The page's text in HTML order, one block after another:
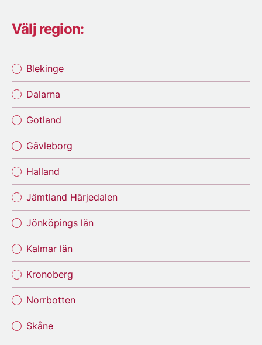
Välj region:
Blekinge
Dalarna
Gotland
Gävleborg
Halland
Jämtland Härjedalen
Jönköpings län
Kalmar län
Kronoberg
Norrbotten
Skåne